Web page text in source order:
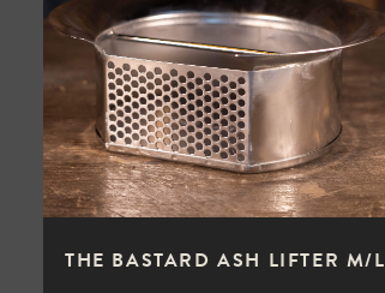
THE BASTARD ASH LIFTER M/L